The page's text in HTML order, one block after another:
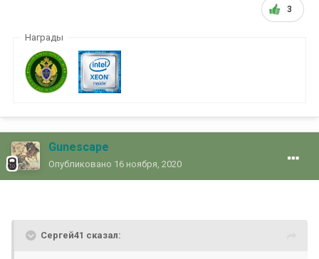
3
Награды
Gunescape
Опубликовано 16 ноября, 2020
Сергей41 сказал: